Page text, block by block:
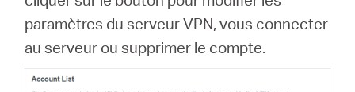
paramètres du serveur VPN, vous connecter
au serveur ou supprimer le compte.